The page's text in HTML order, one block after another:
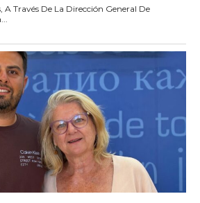
A Través De La Dirección General De